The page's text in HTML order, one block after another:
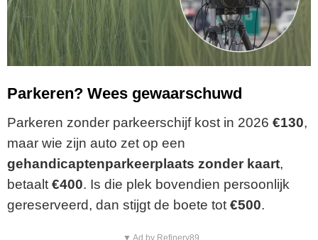
Parkeren? Wees gewaarschuwd
Parkeren zonder parkeerschijf kost in 2026 €130,
maar wie zijn auto zet op een
gehandicaptenparkeerplaats zonder kaart,
betaalt €400. Is die plek bovendien persoonlijk
gereserveerd, dan stijgt de boete tot €500.
▼ Ad by Refinery89